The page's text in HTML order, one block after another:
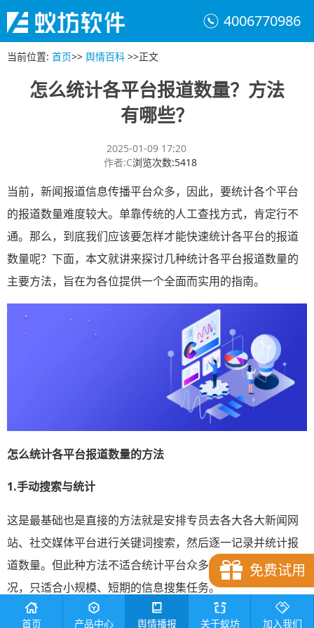
4006770986
当前位置: 首页>> 舆情百科 >>正文
怎么统计各平台报道数量？方法
有哪些？
2025-01-09 17:20
作者:C浏览次数:5418
当前，新闻报道信息传播平台众多，因此，要统计各个平台
的报道数量难度较大。单靠传统的人工查找方式，肯定行不
通。那么，到底我们应该要怎样才能快速统计各平台的报道
数量呢？下面，本文就讲来探讨几种统计各平台报道数量的
主要方法，旨在为各位提供一个全面而实用的指南。
怎么统计各平台报道数量的方法
1.手动搜索与统计
这是最基础也是直接的方法就是安排专员去各大各大新闻网
站、社交媒体平台进行关键词搜索，然后逐一记录并统计报
道数量。但此种方法不适合统计平台众多、信息量巨大的情
况，只适合小规模、短期的信息搜集任务。
2.专业工具统计
免费试用
首页 产品中心 舆情播报 关于蚁坊 加入我们